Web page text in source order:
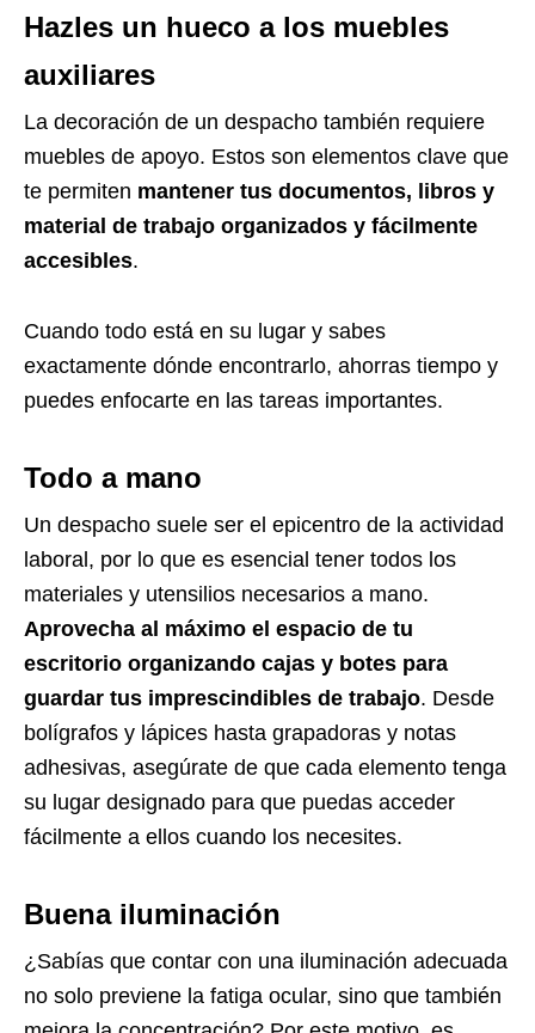
Hazles un hueco a los muebles
auxiliares
La decoración de un despacho también requiere
muebles de apoyo. Estos son elementos clave que
te permiten mantener tus documentos, libros y
material de trabajo organizados y fácilmente
accesibles.
Cuando todo está en su lugar y sabes
exactamente dónde encontrarlo, ahorras tiempo y
puedes enfocarte en las tareas importantes.
Todo a mano
Un despacho suele ser el epicentro de la actividad
laboral, por lo que es esencial tener todos los
materiales y utensilios necesarios a mano.
Aprovecha al máximo el espacio de tu
escritorio organizando cajas y botes para
guardar tus imprescindibles de trabajo. Desde
bolígrafos y lápices hasta grapadoras y notas
adhesivas, asegúrate de que cada elemento tenga
su lugar designado para que puedas acceder
fácilmente a ellos cuando los necesites.
Buena iluminación
¿Sabías que contar con una iluminación adecuada
no solo previene la fatiga ocular, sino que también